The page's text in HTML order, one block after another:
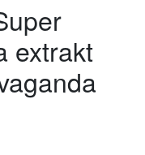
extrakt